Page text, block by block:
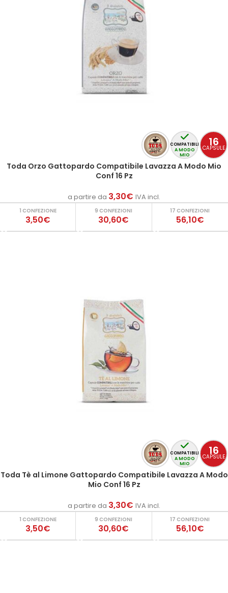
16
CAPSULE
COMPATIBILI
A MODO
MIO
Toda Orzo Gattopardo Compatibile Lavazza A Modo Mio
Conf 16 Pz
a partire da 3,30€ IVA incl.
1 CONFEZIONE
3,50€
9 CONFEZIONI
30,60€
17 CONFEZIONI
56,10€
16
CAPSULE
COMPATIBILI
A MODO
MIO
Toda Tè al Limone Gattopardo Compatibile Lavazza A Modo
Mio Conf 16 Pz
a partire da 3,30€ IVA incl.
1 CONFEZIONE
3,50€
9 CONFEZIONI
30,60€
17 CONFEZIONI
56,10€